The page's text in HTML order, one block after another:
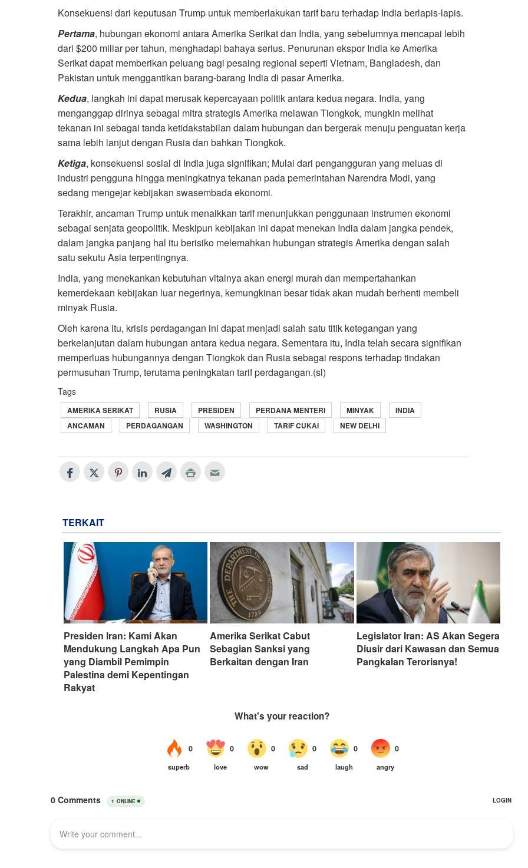
Konsekuensi dari keputusan Trump untuk memberlakukan tarif baru terhadap India berlapis-lapis.
Pertama, hubungan ekonomi antara Amerika Serikat dan India, yang sebelumnya mencapai lebih
dari $200 miliar per tahun, menghadapi bahaya serius. Penurunan ekspor India ke Amerika
Serikat dapat memberikan peluang bagi pesaing regional seperti Vietnam, Bangladesh, dan
Pakistan untuk menggantikan barang-barang India di pasar Amerika.
Kedua, langkah ini dapat merusak kepercayaan politik antara kedua negara. India, yang
menganggap dirinya sebagai mitra strategis Amerika melawan Tiongkok, mungkin melihat
tekanan ini sebagai tanda ketidakstabilan dalam hubungan dan bergerak menuju penguatan kerja
sama lebih lanjut dengan Rusia dan bahkan Tiongkok.
Ketiga, konsekuensi sosial di India juga signifikan; Mulai dari pengangguran yang meluas di
industri pengguna hingga meningkatnya tekanan pada pemerintahan Narendra Modi, yang
sedang mengejar kebijakan swasembada ekonomi.
Terakhir, ancaman Trump untuk menaikkan tarif menunjukkan penggunaan instrumen ekonomi
sebagai senjata geopolitik. Meskipun kebijakan ini dapat menekan India dalam jangka pendek,
dalam jangka panjang hal itu berisiko melemahkan hubungan strategis Amerika dengan salah
satu sekutu Asia terpentingnya.
India, yang menekankan kebutuhan vitalnya akan energi murah dan mempertahankan
kemerdekaan kebijakan luar negerinya, kemungkinan besar tidak akan mudah berhenti membeli
minyak Rusia.
Oleh karena itu, krisis perdagangan ini dapat menjadi salah satu titik ketegangan yang
berkelanjutan dalam hubungan antara kedua negara. Sementara itu, India telah secara signifikan
memperluas hubungannya dengan Tiongkok dan Rusia sebagai respons terhadap tindakan
permusuhan Trump, terutama peningkatan tarif perdagangan.(sl)
Tags
AMERIKA SERIKAT RUSIA PRESIDEN PERDANA MENTERI MINYAK
INDIA
ANCAMAN
PERDAGANGAN WASHINGTON TARIF CUKAI NEW DELHI
TERKAIT
Presiden Iran: Kami Akan
Mendukung Langkah Apa Pun
yang Diambil Pemimpin
Palestina demi Kepentingan
Rakyat
Amerika Serikat Cabut
Sebagian Sanksi yang
Berkaitan dengan Iran
Legislator Iran: AS Akan Segera
Diusir dari Kawasan dan Semua
Pangkalan Terorisnya!